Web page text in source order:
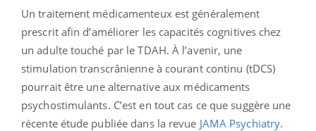
Un traitement médicamenteux est généralement
prescrit afin d’améliorer les capacités cognitives chez
un adulte touché par le TDAH. À l’avenir, une
stimulation transcrânienne à courant continu (tDCS)
pourrait être une alternative aux médicaments
psychostimulants. C’est en tout cas ce que suggère une
récente étude publiée dans la revue JAMA Psychiatry.